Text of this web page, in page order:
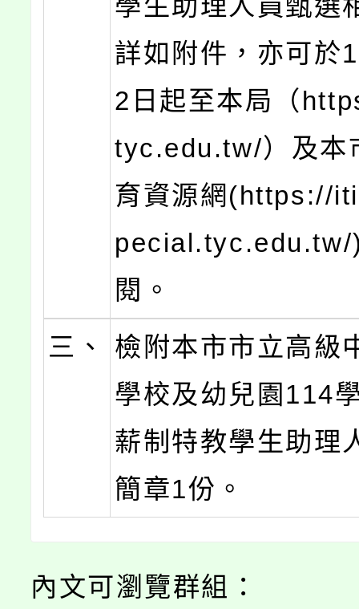
學生助理人員甄選
詳如附件，亦可於
2日起至本局（
tyc.edu.tw/）及本
育資源網(https://
pecial.tyc.edu.tw/
閱。
三、
檢附本市市立高級
學校及幼兒園114
薪制特教學生助理
簡章1份。
內文可瀏覽群組：